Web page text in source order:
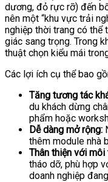
dương, đỏ rực rỡ) đến
nên một “khu vực trải
nghiệp thời trang có thể
giác sang trọng. Trong
thuật chọn kiểu mái
Các lợi ích cụ thể bao
Tăng tương tác
du khách dừng
phẩm hoặc
Dễ dàng mở rộng:
thêm module nhà
Thân thiện với môi
tháo dỡ, phù hợp
doanh nghiệp